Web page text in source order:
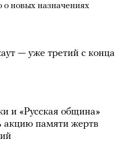
новых назначениях
— уже третий с конца
и «Русская община»
акцию памяти жертв